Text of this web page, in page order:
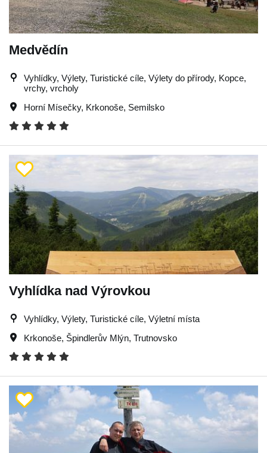
Medvědín
Vyhlídky, Výlety, Turistické cíle, Výlety do přírody, Kopce,
vrchy, vrcholy
Horní Mísečky, Krkonoše, Semilsko
Vyhlídka nad Výrovkou
Vyhlídky, Výlety, Turistické cíle, Výletní místa
Krkonoše, Špindlerův Mlýn, Trutnovsko